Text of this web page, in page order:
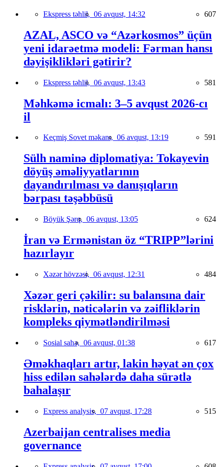
Ekspress təhlil, 06 avqust, 14:32 607
AZAL, ASCO və “Azərkosmos” üçün
yeni idarəetmə modeli: Fərman hansı
dəyişiklikləri gətirir?
Ekspress təhlil, 06 avqust, 13:43 581
Məhkəmə icmalı: 3–5 avqust 2026-cı
il
Keçmiş Sovet məkanı, 06 avqust, 13:19 591
Sülh naminə diplomatiya: Tokayevin
döyüş əməliyyatlarının
dayandırılması və danışıqların
bərpası təşəbbüsü
Böyük Şərq, 06 avqust, 13:05 624
İran və Ermənistan öz “TRIPP”lərini
hazırlayır
Xəzər hövzəsi, 06 avqust, 12:31 484
Xəzər geri çəkilir: su balansına dair
risklərin, nəticələrin və zəifliklərin
kompleks qiymətləndirilməsi
Sosial sahə, 06 avqust, 01:38 617
Əməkhaqları artır, lakin həyat ən çox
hiss edilən sahələrdə daha sürətlə
bahalaşır
Express analysis, 07 avqust, 17:28 515
Azerbaijan centralises media
governance